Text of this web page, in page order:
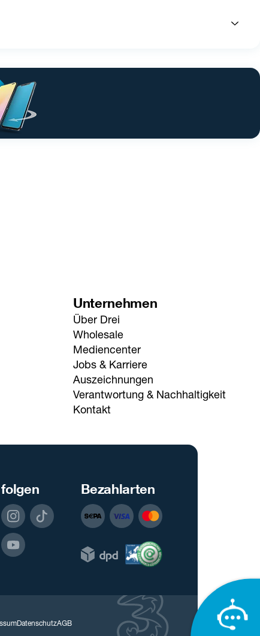
Unternehmen
Über Drei
Wholesale
Mediencenter
Jobs & Karriere
Auszeichnungen
Verantwortung & Nachhaltigkeit
Kontakt
Bezahlarten
DatenschutzAGB